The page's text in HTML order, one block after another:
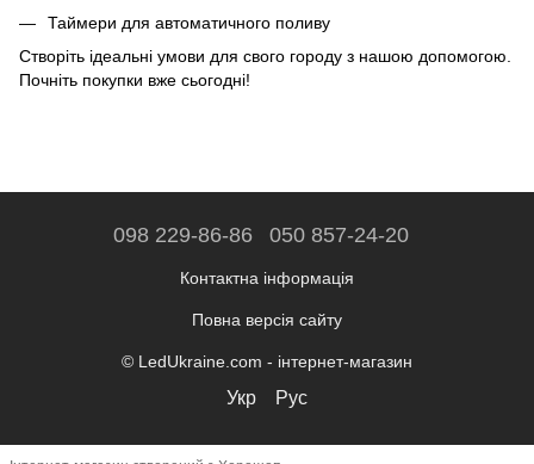
Таймери для автоматичного поливу
Створіть ідеальні умови для свого городу з нашою допомогою.
Почніть покупки вже сьогодні!
098 229-86-86 050 857-24-20
Контактна інформація
Повна версія сайту
© LedUkraine.com - інтернет-магазин
Укр Рус